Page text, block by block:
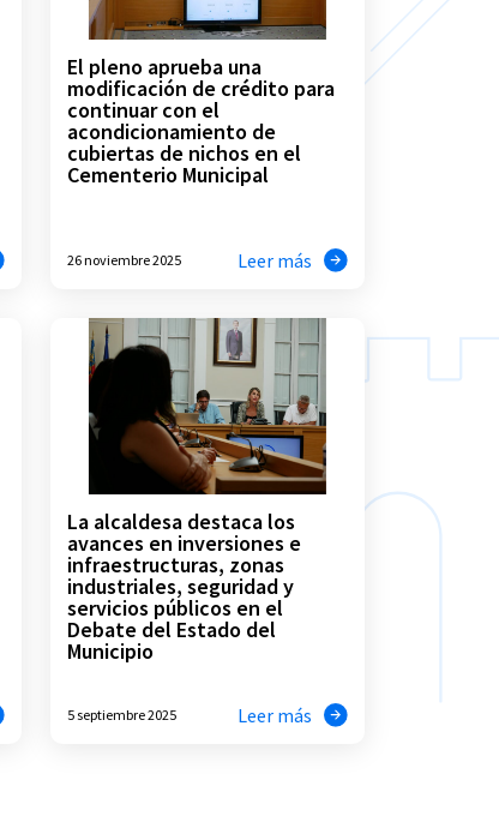
El pleno aprueba una
modificación de crédito para
continuar con el
acondicionamiento de
cubiertas de nichos en el
Cementerio Municipal
26 noviembre 2025 Leer más
La alcaldesa destaca los
avances en inversiones e
infraestructuras, zonas
industriales, seguridad y
servicios públicos en el
Debate del Estado del
Municipio
5 septiembre 2025 Leer más